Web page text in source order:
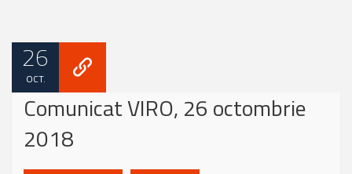
26
OCT.
Comunicat VIRO, 26 octombrie
2018